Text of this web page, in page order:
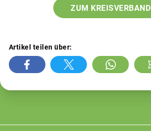
ZUM KREISVERBAND
Artikel teilen über: